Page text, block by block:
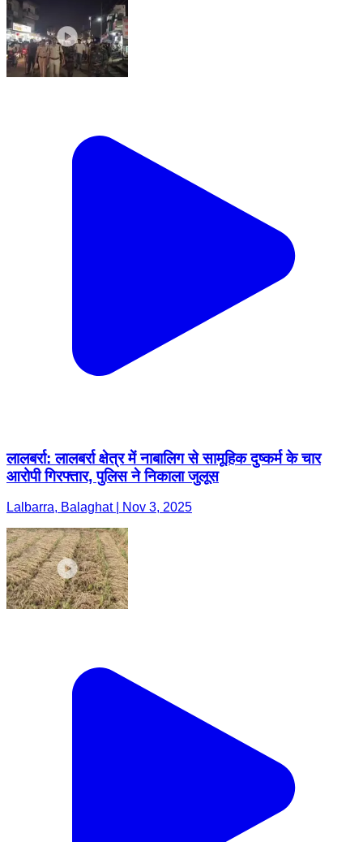
लालबर्रा: लालबर्रा क्षेत्र में नाबालिग से सामूहिक दुष्कर्म के चार
आरोपी गिरफ्तार, पुलिस ने निकाला जुलूस
Lalbarra, Balaghat | Nov 3, 2025